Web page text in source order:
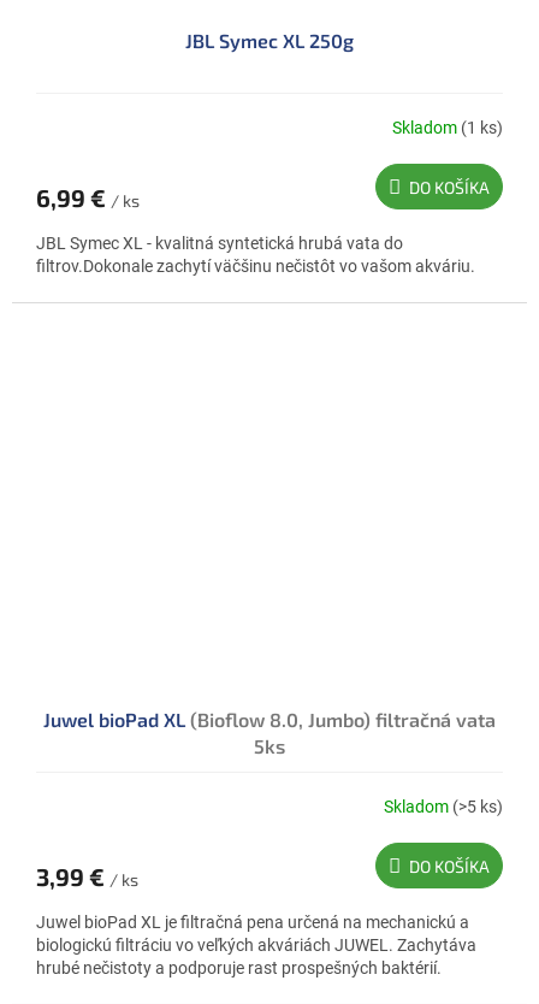
JBL Symec XL 250g
Skladom (1 ks)
6,99 € / ks
DO KOŠÍKA
JBL Symec XL - kvalitná syntetická hrubá vata do
filtrov.Dokonale zachytí väčšinu nečistôt vo vašom akváriu.
Juwel bioPad XL (Bioflow 8.0, Jumbo) filtračná vata
5ks
Skladom (>5 ks)
3,99 € / ks
DO KOŠÍKA
Juwel bioPad XL je filtračná pena určená na mechanickú a
biologickú filtráciu vo veľkých akváriách JUWEL. Zachytáva
hrubé nečistoty a podporuje rast prospešných baktérií.